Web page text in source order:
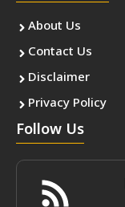
About Us
Contact Us
Disclaimer
Privacy Policy
Follow Us